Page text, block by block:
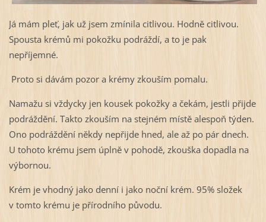
Já mám pleť, jak už jsem zmínila citlivou. Hodně citlivou.
Spousta krémů mi pokožku podráždí, a to je pak
nepříjemné.
Proto si dávám pozor a krémy zkouším pomalu.
Namažu si vždycky jen kousek pokožky a čekám, jestli přijde
podráždění. Takto zkouším na stejném místě alespoň týden.
Ono podráždění někdy nepřijde hned, ale až po pár dnech.
U tohoto krému jsem úplně v pohodě, zkouška dopadla na
výbornou.
Krém je vhodný jako denní i jako noční krém. 95% složek
v tomto krému je přírodního původu.